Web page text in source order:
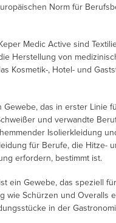
Norm für
Medic Active sind
Herstellung von
Kosmetik-, Hotel- und
Gewebe, das in erster Linie
und verwandte
Isolierkleidung
für Berufe, die Hitze-
erfordern, bestimmt ist.
ein Gewebe, das speziell
wie Schürzen und Overalls
in der